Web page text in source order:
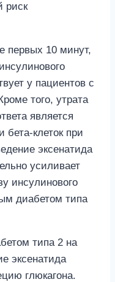
риск
первых 10 минут,
у пациентов с
того, утрата
является
клеток при
эксенатида
усиливает
инсулинового
диабетом типа
типа 2 на
эксенатида
глюкагона.